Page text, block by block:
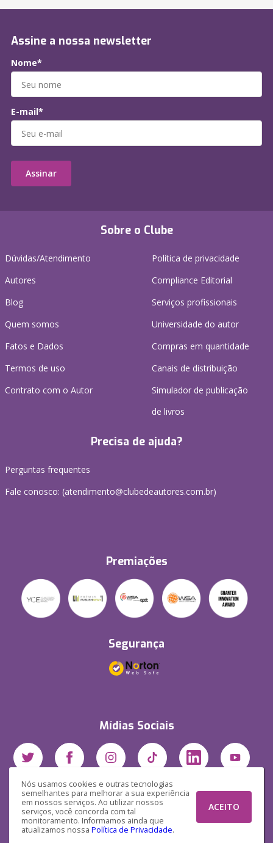
Nós usamos cookies e outras tecnologias
semelhantes para melhorar a sua experiência
em nossos serviços. Ao utilizar nossos
serviços, você concorda com tal
monitoramento. Informamos ainda que
atualizamos nossa Política de Privacidade.
ACEITO
Sobre o Clube
Dúvidas/Atendimento
Autores
Blog
Quem somos
Fatos e Dados
Termos de uso
Contrato com o Autor
Política de privacidade
Compliance Editorial
Serviços profissionais
Universidade do autor
Compras em quantidade
Canais de distribuição
Simulador de publicação
de livros
Precisa de ajuda?
Perguntas frequentes
Fale conosco: (atendimento@clubedeautores.com.br)
Premiações
Segurança
Mídias Sociais
Assine a nossa newsletter
Nome*
E-mail*
Assinar